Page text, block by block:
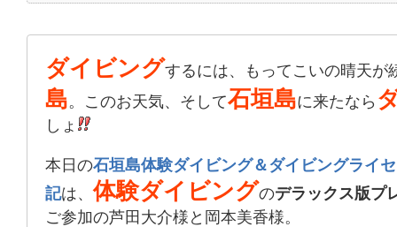
ダイビングするには、もってこいの晴天が
島。このお天気、そして石垣島に来たなら
しょ
本日の石垣島体験ダイビング＆ダイビングライ
記は、体験ダイビングのデラックス版プ
ご参加の芦田大介様と岡本美香様。